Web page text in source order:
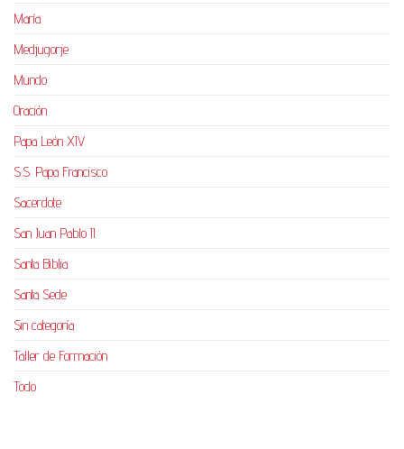
María
Medjugorje
Mundo
Oración
Papa León XIV
S.S. Papa Francisco
Sacerdote
San Juan Pablo II
Santa Biblia
Santa Sede
Sin categoría
Taller de Formación
Todo